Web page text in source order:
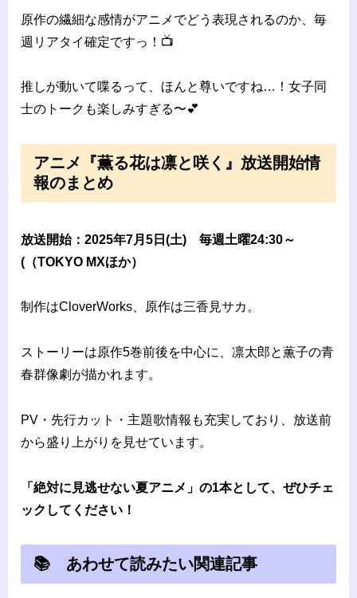
原作の繊細な感情がアニメでどう表現されるのか、毎
週リアタイ確定ですっ！📺
推しが動いて喋るって、ほんと尊いですね…！女子同
士のトークも楽しみすぎる〜💕
アニメ『薫る花は凛と咲く』放送開始情
報のまとめ
放送開始：2025年7月5日(土) 毎週土曜24:30～
(（TOKYO MXほか）
制作はCloverWorks、原作は三香見サカ。
ストーリーは原作5巻前後を中心に、凛太郎と薫子の青
春群像劇が描かれます。
PV・先行カット・主題歌情報も充実しており、放送前
から盛り上がりを見せています。
「絶対に見逃せない夏アニメ」の1本として、ぜひチェ
ックしてください！
📚 あわせて読みたい関連記事